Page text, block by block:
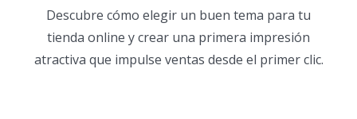
Descubre cómo elegir un buen tema para tu
tienda online y crear una primera impresión
atractiva que impulse ventas desde el primer clic.